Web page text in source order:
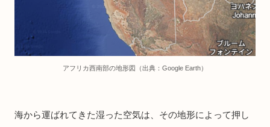
アフリカ西南部の地形図（出典：Google Earth）
海から運ばれてきた湿った空気は、その地形によって押し